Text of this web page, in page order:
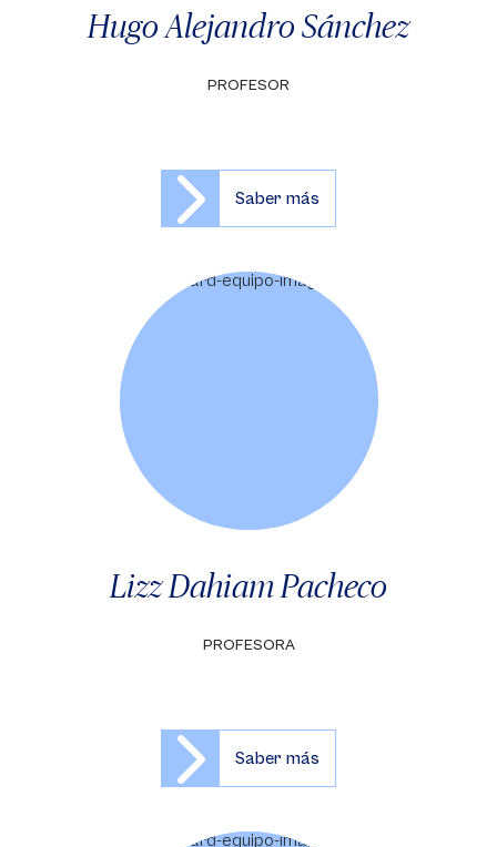
Hugo Alejandro Sánchez
PROFESOR
Saber más
Lizz Dahiam Pacheco
PROFESORA
Saber más